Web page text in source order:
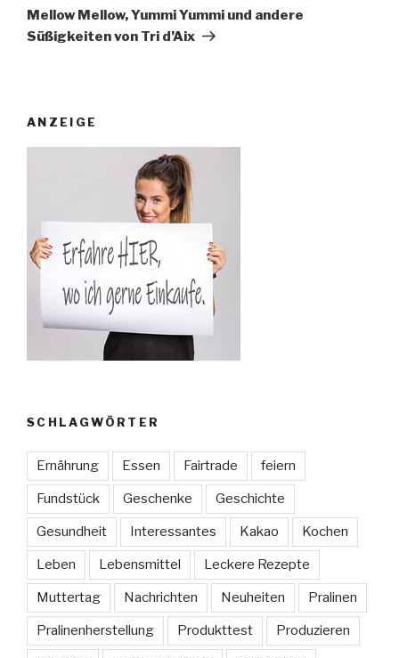
Beitrag
Mellow Mellow, Yummi Yummi und andere
Süßigkeiten von Tri d’Aix
ANZEIGE
SCHLAGWÖRTER
Ernährung Essen Fairtrade feiern
Fundstück Geschenke Geschichte
Gesundheit Interessantes Kakao Kochen
Leben Lebensmittel Leckere Rezepte
Muttertag Nachrichten Neuheiten Pralinen
Pralinenherstellung Produkttest Produzieren